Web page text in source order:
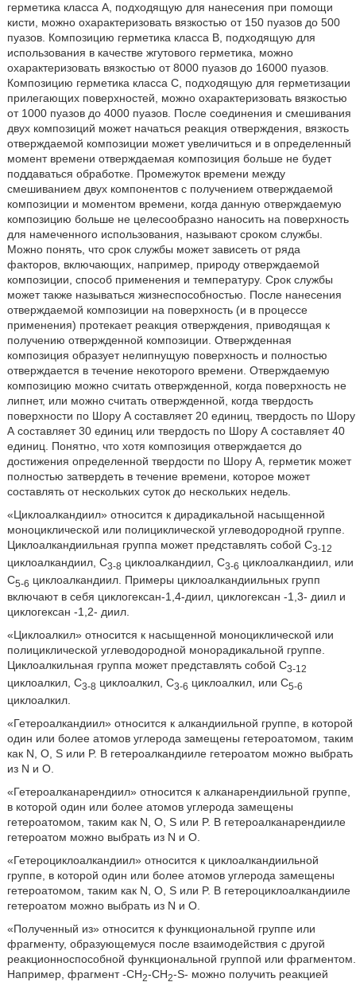
герметика класса А, подходящую для нанесения при помощи
кисти, можно охарактеризовать вязкостью от 150 пуазов до 500
пуазов. Композицию герметика класса В, подходящую для
использования в качестве жгутового герметика, можно
охарактеризовать вязкостью от 8000 пуазов до 16000 пуазов.
Композицию герметика класса С, подходящую для герметизации
прилегающих поверхностей, можно охарактеризовать вязкостью
от 1000 пуазов до 4000 пуазов. После соединения и смешивания
двух композиций может начаться реакция отверждения, вязкость
отверждаемой композиции может увеличиться и в определенный
момент времени отверждаемая композиция больше не будет
поддаваться обработке. Промежуток времени между
смешиванием двух компонентов с получением отверждаемой
композиции и моментом времени, когда данную отверждаемую
композицию больше не целесообразно наносить на поверхность
для намеченного использования, называют сроком службы.
Можно понять, что срок службы может зависеть от ряда
факторов, включающих, например, природу отверждаемой
композиции, способ применения и температуру. Срок службы
может также называться жизнеспособностью. После нанесения
отверждаемой композиции на поверхность (и в процессе
применения) протекает реакция отверждения, приводящая к
получению отвержденной композиции. Отвержденная
композиция образует нелипнущую поверхность и полностью
отверждается в течение некоторого времени. Отверждаемую
композицию можно считать отвержденной, когда поверхность не
липнет, или можно считать отвержденной, когда твердость
поверхности по Шору А составляет 20 единиц, твердость по Шору
А составляет 30 единиц или твердость по Шору А составляет 40
единиц. Понятно, что хотя композиция отверждается до
достижения определенной твердости по Шору А, герметик может
полностью затвердеть в течение времени, которое может
составлять от нескольких суток до нескольких недель.
«Циклоалкандиил» относится к дирадикальной насыщенной
моноциклической или полициклической углеводородной группе.
Циклоалкандиильная группа может представлять собой C3-12
циклоалкандиил, C3-8 циклоалкандиил, C3-6 циклоалкандиил, или
C5-6 циклоалкандиил. Примеры циклоалкандиильных групп
включают в себя циклогексан-1,4-диил, циклогексан -1,3- диил и
циклогексан -1,2- диил.
«Циклоалкил» относится к насыщенной моноциклической или
полициклической углеводородной монорадикальной группе.
Циклоалкильная группа может представлять собой C3-12
циклоалкил, C3-8 циклоалкил, C3-6 циклоалкил, или C5-6
циклоалкил.
«Гетероалкандиил» относится к алкандиильной группе, в которой
один или более атомов углерода замещены гетероатомом, таким
как N, O, S или P. В гетероалкандииле гетероатом можно выбрать
из N и O.
«Гетероалканарендиил» относится к алканарендиильной группе,
в которой один или более атомов углерода замещены
гетероатомом, таким как N, O, S или P. В гетероалканарендииле
гетероатом можно выбрать из N и O.
«Гетероциклоалкандиил» относится к циклоалкандиильной
группе, в которой один или более атомов углерода замещены
гетероатомом, таким как N, O, S или P. В гетероциклоалкандииле
гетероатом можно выбрать из N и O.
«Полученный из» относится к функциональной группе или
фрагменту, образующемуся после взаимодействия с другой
реакционноспособной функциональной группой или фрагментом.
Например, фрагмент -CH2-CH2-S- можно получить реакцией